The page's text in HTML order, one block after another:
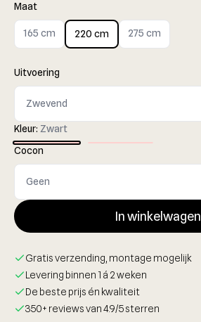
Maat
165 cm 220 cm 275 cm
Uitvoering
Kleur: Zwart
Cocon
In winkelwagen
Gratis verzending, montage mogelijk
Levering binnen 1 á 2 weken
De beste prijs én kwaliteit
350+ reviews van 4.9/5 sterren